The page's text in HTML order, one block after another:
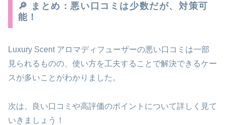
🔎 まとめ：悪い口コミは少数だが、対策可
能！
Luxury Scent アロマディフューザーの悪い口コミは一部
見られるものの、使い方を工夫することで解決できるケー
スが多いことがわかりました。
次は、良い口コミや高評価のポイントについて詳しく見て
いきましょう！